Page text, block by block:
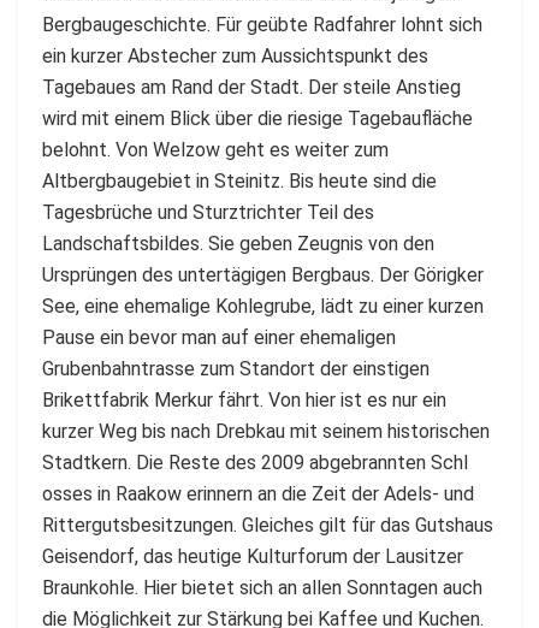
Bergbaugeschichte. Für geübte Radfahrer lohnt sich
ein kurzer Abstecher zum Aussichtspunkt des
Tagebaues am Rand der Stadt. Der steile Anstieg
wird mit einem Blick über die riesige Tagebaufläche
belohnt. Von Welzow geht es weiter zum
Altbergbaugebiet in Steinitz. Bis heute sind die
Tagesbrüche und Sturztrichter Teil des
Landschaftsbildes. Sie geben Zeugnis von den
Ursprüngen des untertägigen Bergbaus. Der Görigker
See, eine ehemalige Kohlegrube, lädt zu einer kurzen
Pause ein bevor man auf einer ehemaligen
Grubenbahntrasse zum Standort der einstigen
Brikettfabrik Merkur fährt. Von hier ist es nur ein
kurzer Weg bis nach Drebkau mit seinem historischen
Stadtkern. Die Reste des 2009 abgebrannten Schl
osses in Raakow erinnern an die Zeit der Adels- und
Rittergutsbesitzungen. Gleiches gilt für das Gutshaus
Geisendorf, das heutige Kulturforum der Lausitzer
Braunkohle. Hier bietet sich an allen Sonntagen auch
die Möglichkeit zur ­Stärkung bei Kaffee und Kuchen.